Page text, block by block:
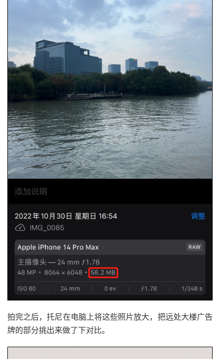
拍完之后，托尼在电脑上将这些照片放大，把远处大楼广告
牌的部分挑出来做了下对比。